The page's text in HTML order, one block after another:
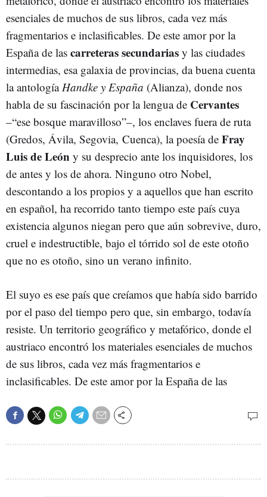
esenciales de muchos de sus libros, cada vez más
fragmentarios e inclasificables. De este amor por la
España de las carreteras secundarias y las ciudades
intermedias, esa galaxia de provincias, da buena cuenta
la antologíaHandke y España (Alianza), donde nos
habla de su fascinación por la lengua de Cervantes
–“ese bosque maravilloso”–, los enclaves fuera de ruta
(Gredos, Ávila, Segovia, Cuenca), la poesía de Fray
Luis de León y su desprecio ante los inquisidores, los
de antes y los de ahora. Ninguno otro Nobel,
descontando a los propios y a aquellos que han escrito
en español, ha recorrido tanto tiempo este país cuya
existencia algunos niegan pero que aún sobrevive, duro,
cruel e indestructible, bajo el tórrido sol de este otoño
que no es otoño, sino un verano infinito.
El suyo es ese país que creíamos que había sido barrido
por el paso del tiempo pero que, sin embargo, todavía
resiste. Un territorio geográfico y metafórico, donde el
austriaco encontró los materiales esenciales de muchos
de sus libros, cada vez más fragmentarios e
inclasificables. De este amor por la España de las